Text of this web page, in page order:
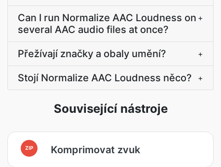
Can I run Normalize AAC Loudness on
several AAC audio files at once?
+
Přežívají značky a obaly umění? +
Stojí Normalize AAC Loudness něco? +
Související nástroje
ZIP Komprimovat zvuk